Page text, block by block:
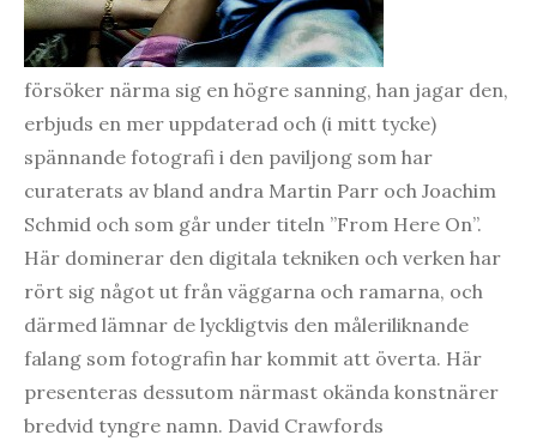
försöker närma sig en högre sanning, han jagar den,
erbjuds en mer uppdaterad och (i mitt tycke)
spännande fotografi i den paviljong som har
curaterats av bland andra Martin Parr och Joachim
Schmid och som går under titeln ”From Here On”.
Här dominerar den digitala tekniken och verken har
rört sig något ut från väggarna och ramarna, och
därmed lämnar de lyckligtvis den måleriliknande
falang som fotografin har kommit att överta. Här
presenteras dessutom närmast okända konstnärer
bredvid tyngre namn. David Crawfords